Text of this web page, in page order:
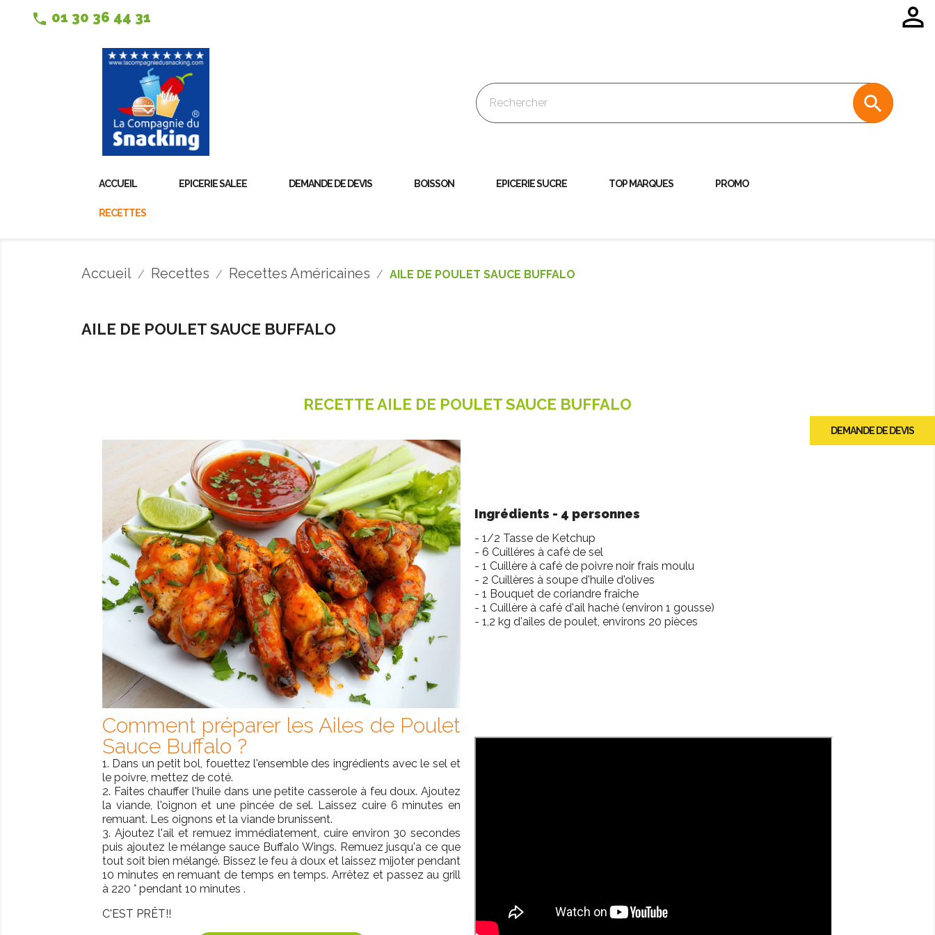
phone 01 30 36 44 31 

ACCUEIL EPICERIE SALEE DEMANDE DE DEVIS BOISSON EPICERIE SUCRE TOP MARQUES PROMO
RECETTES
DEMANDE DE DEVIS
Accueil Recettes Recettes Américaines AILE DE POULET SAUCE BUFFALO
AILE DE POULET SAUCE BUFFALO
RECETTE AILE DE POULET SAUCE BUFFALO
Ingrédients - 4 personnes
- 1/2 Tasse de Ketchup
- 6 Cuilléres à café de sel
- 1 Cuillère à café de poivre noir frais moulu
- 2 Cuillères à soupe d'huile d'olives
- 1 Bouquet de coriandre fraîche
- 1 Cuillère à café d'ail haché (environ 1 gousse)
- 1,2 kg d'ailes de poulet, environs 20 pièces
Comment préparer les Ailes de Poulet
Sauce Buffalo ?
1. Dans un petit bol, fouettez l'ensemble des ingrédients avec le sel et
le poivre, mettez de coté.
2. Faites chauffer l'huile dans une petite casserole à feu doux. Ajoutez
la viande, l'oignon et une pincée de sel. Laissez cuire 6 minutes en
remuant. Les oignons et la viande brunissent.
3. Ajoutez l'ail et remuez immédiatement, cuire environ 30 secondes
puis ajoutez le mélange sauce Buffalo Wings. Remuez jusqu'a ce que
tout soit bien mélangé. Bissez le feu à doux et laissez mijoter pendant
10 minutes en remuant de temps en temps. Arrêtez et passez au grill
à 220 ° pendant 10 minutes .
C'EST PRÊT!!